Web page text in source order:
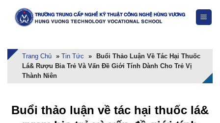
Trang Chủ » Tin Tức »
Buổi Thảo Luận Về Tác Hại Thuốc
Lá& Rượu Bia Trẻ Và Vấn Đề Giới Tính Dành Cho Trẻ Vị
Thành Niên
Buổi thảo luận về tác hại thuốc lá&